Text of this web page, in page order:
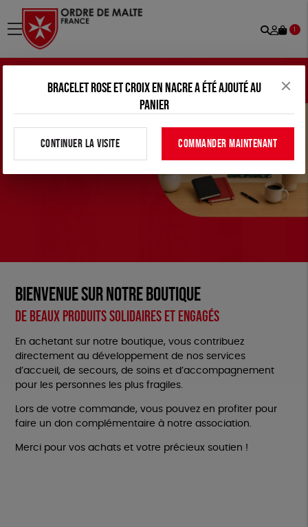
menu
Mon
1
Bienvenue sur notre boutique
De beaux produits solidaires et engagés
En achetant sur notre boutique, vous contribuez
directement au développement de nos services
d’accueil, de secours, de soins et d’accompagnement
pour les personnes les plus fragiles.
Lors de votre commande, vous pouvez en profiter pour
faire un don complémentaire à notre association.
Merci pour vos achats et votre précieux soutien !
Bracelet rose et croix en nacre a été ajouté au
panier
CONTINUER LA VISITE COMMANDER MAINTENANT